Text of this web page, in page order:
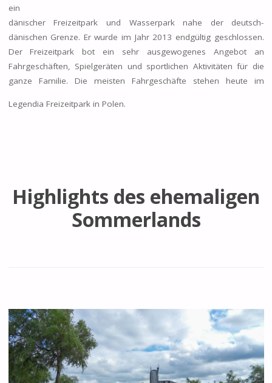
ein
dänischer Freizeitpark und Wasserpark nahe der deutsch-
dänischen Grenze. Er wurde im Jahr 2013 endgültig geschlossen.
Der Freizeitpark bot ein sehr ausgewogenes Angebot an
Fahrgeschäften, Spielgeräten und sportlichen Aktivitäten für die
ganze Familie. Die meisten Fahrgeschäfte stehen heute im
Legendia Freizeitpark in Polen.
Highlights des ehemaligen
Sommerlands